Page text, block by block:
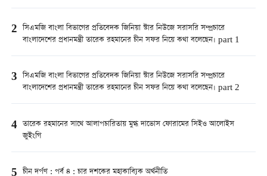
2 সিএমজি বাংলা বিভাগের প্রতিবেদক জিনিয়া স্টার নিউজে সরাসরি সম্প্রচারে
বাংলাদেশের প্রধানমন্ত্রী তারেক রহমানের চীন সফর নিয়ে কথা বলেছেন। part 1
3 সিএমজি বাংলা বিভাগের প্রতিবেদক জিনিয়া স্টার নিউজে সরাসরি সম্প্রচারে
বাংলাদেশের প্রধানমন্ত্রী তারেক রহমানের চীন সফর নিয়ে কথা বলেছেন। part 2
4 তারেক রহমানের সাথে আলাপচারিতায় মুগ্ধ দাভোস ফোরামের সিইও আলোইস
জুইংগি
চীন দর্পণ : পর্ব ৪ : চার দশকের মহাকাব্যিক অর্থনীতি